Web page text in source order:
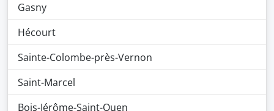
Gasny
Hécourt
Sainte-Colombe-près-Vernon
Saint-Marcel
Bois-Jérôme-Saint-Ouen